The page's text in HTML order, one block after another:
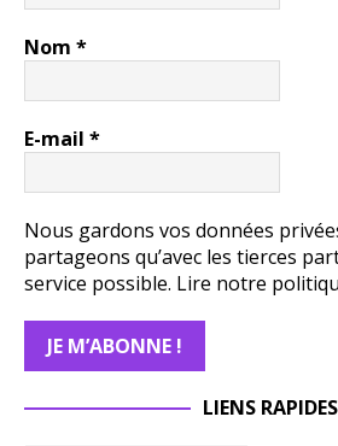
Nom *
E-mail *
Nous gardons vos données
partageons qu’avec les tierces
service possible. Lire notre
LIENS RAPIDES